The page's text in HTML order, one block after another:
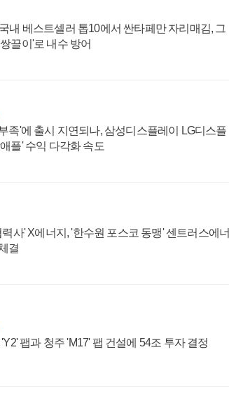
내 베스트셀러 톱10에서 싼타페만 자리매김, 그
끌이'로 내수 방어
족'에 출시 지연되나, 삼성디스플레이 LG디스플
플' 수익 다각화 속도
사' X에너지, '한수원 포스코 동맹' 센트러스에너
결
팹과 청주 'M17' 팹 건설에 54조 투자 결정